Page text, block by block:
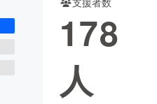
コミュニティ
178
人